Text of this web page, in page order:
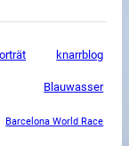
knarrblog
Blauwasser
Barcelona World Race